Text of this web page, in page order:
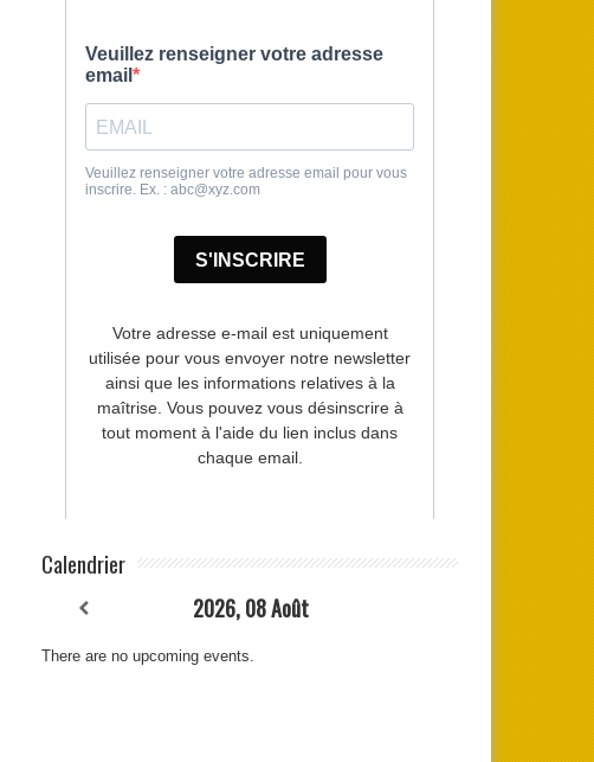
Calendrier
2026, 08 Août
There are no upcoming events.